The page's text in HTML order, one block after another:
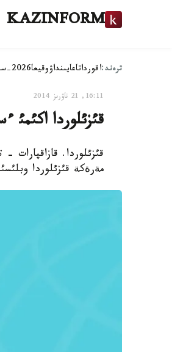
KAZINFORM
ترەند:اقورداتاعايىنداۋوقيعا2026-سايلاۋ
16:11, 21 ناۋرىز 2014
قئزئلوردا
قئزئلوردا. قازاقپارات
مةرةكة قئزئلوردا